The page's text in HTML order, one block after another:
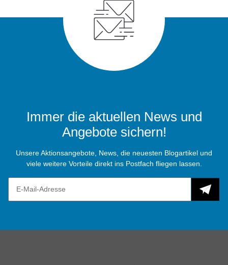
Immer die aktuellen News und
Angebote sichern!
Unsere Aktionsangebote, News, die neuesten Blogartikel und
viele weitere Vorteile direkt ins Postfach fliegen lassen.